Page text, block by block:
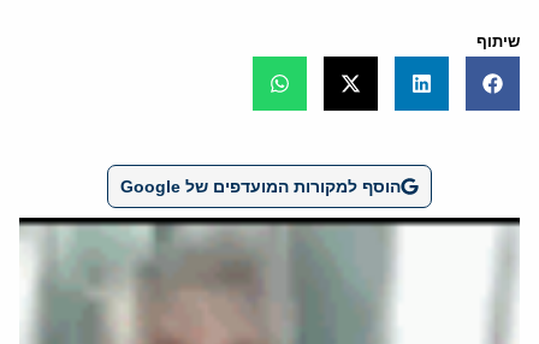
שיתוף
הוסף למקורות המועדפים של Google